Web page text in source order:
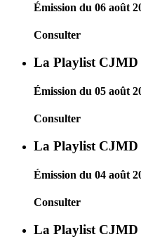
Émission du 06 août
Consulter
La Playlist CJMD
Émission du 05 août
Consulter
La Playlist CJMD
Émission du 04 août
Consulter
La Playlist CJMD